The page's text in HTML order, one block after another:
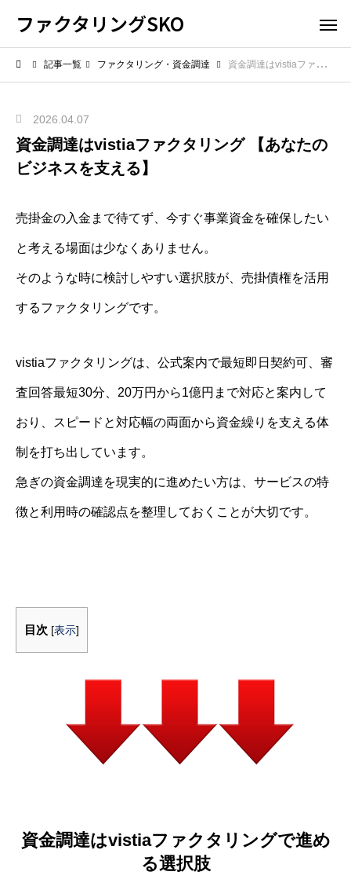
ファクタリングSKO
記事一覧 ファクタリング・資金調達 資金調達はvistiaファクタリング 【あなたのビジネスを支える】
2026.04.07
資金調達はvistiaファクタリング 【あなたの
ビジネスを支える】
売掛金の入金まで待てず、今すぐ事業資金を確保したい
と考える場面は少なくありません。
そのような時に検討しやすい選択肢が、売掛債権を活用
するファクタリングです。
vistiaファクタリングは、公式案内で最短即日契約可、審
査回答最短30分、20万円から1億円まで対応と案内して
おり、スピードと対応幅の両面から資金繰りを支える体
制を打ち出しています。
急ぎの資金調達を現実的に進めたい方は、サービスの特
徴と利用時の確認点を整理しておくことが大切です。
目次 [表示]
資金調達はvistiaファクタリングで進め
る選択肢